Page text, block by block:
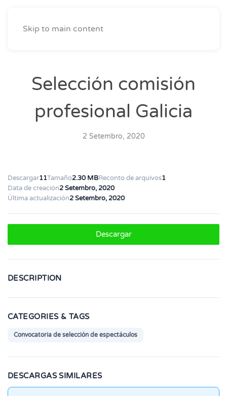
Skip to main content
Selección comisión
profesional Galicia
2 Setembro, 2020
Descargar11Tamaño2.30 MBReconto de arquivos1
Data de creación2 Setembro, 2020
Última actualización2 Setembro, 2020
Descargar
DESCRIPTION
CATEGORIES & TAGS
Convocatoria de selección de espectáculos
DESCARGAS SIMILARES